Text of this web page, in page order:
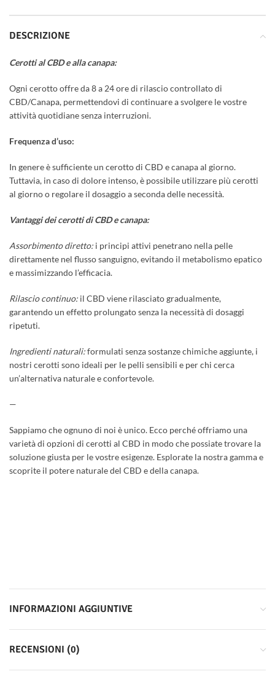
DESCRIZIONE
Cerotti al CBD e alla canapa:
Ogni cerotto offre da 8 a 24 ore di rilascio controllato di
CBD/Canapa, permettendovi di continuare a svolgere le vostre
attività quotidiane senza interruzioni.
Frequenza d’uso:
In genere è sufficiente un cerotto di CBD e canapa al giorno.
Tuttavia, in caso di dolore intenso, è possibile utilizzare più cerotti
al giorno o regolare il dosaggio a seconda delle necessità.
Vantaggi dei cerotti di CBD e canapa:
Assorbimento diretto: i principi attivi penetrano nella pelle
direttamente nel flusso sanguigno, evitando il metabolismo epatico
e massimizzando l’efficacia.
Rilascio continuo: il CBD viene rilasciato gradualmente,
garantendo un effetto prolungato senza la necessità di dosaggi
ripetuti.
Ingredienti naturali:formulati senza sostanze chimiche aggiunte, i
nostri cerotti sono ideali per le pelli sensibili e per chi cerca
un’alternativa naturale e confortevole.
—
Sappiamo che ognuno di noi è unico. Ecco perché offriamo una
varietà di opzioni di cerotti al CBD in modo che possiate trovare la
soluzione giusta per le vostre esigenze. Esplorate la nostra gamma e
scoprite il potere naturale del CBD e della canapa.
INFORMAZIONI AGGIUNTIVE
RECENSIONI (0)